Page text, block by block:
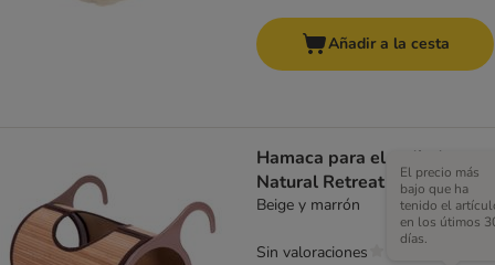
Añadir a la cesta
Hamaca para el radiador
Natural Retreat para gatos
Beige y marrón
El precio más
bajo que ha
tenido el
en los útimos
días.
Sin valoraciones